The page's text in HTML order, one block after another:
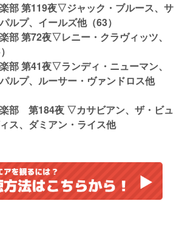
部 第119夜▽ジャック・ブルース、サ
ルプ、イールズ他（63）
部 第72夜▽レニー・クラヴィッツ、
部 第41夜▽ランディ・ニューマン、
ルプ、ルーサー・ヴァンドロス他
部 第184夜 ▽カサビアン、ザ・ビュ
ス、ダミアン・ライス他